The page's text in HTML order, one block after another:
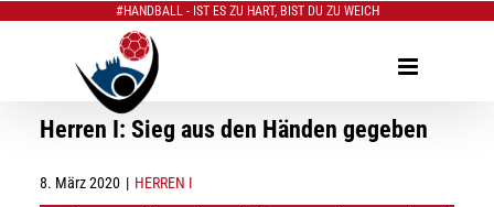
#HANDBALL - IST ES ZU HART, BIST DU ZU WEICH
Herren I: Sieg aus den Händen gegeben
8. März 2020 | HERREN I